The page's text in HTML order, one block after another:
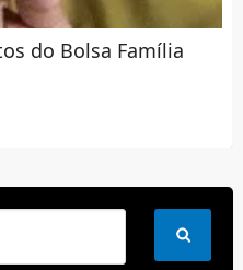
do Bolsa Família